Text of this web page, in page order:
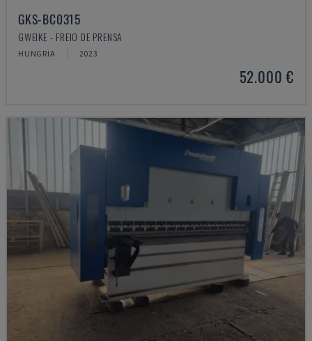
GKS-BC0315
GWEIKE - FREIO DE PRENSA
HUNGRIA 2023
52.000 €